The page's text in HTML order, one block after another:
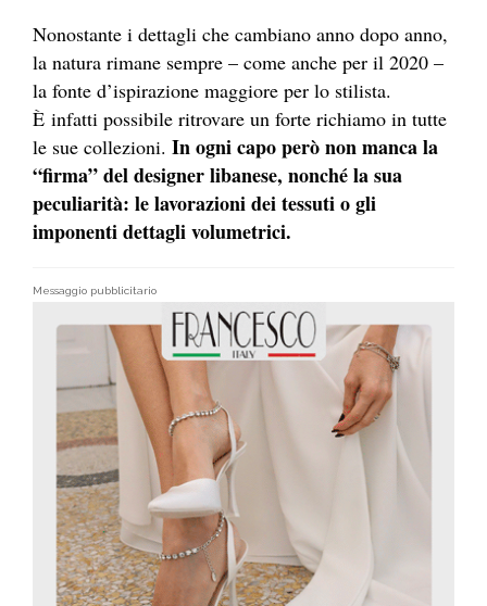
Nonostante i dettagli che cambiano anno dopo anno,
la natura rimane sempre – come anche per il 2020 –
la fonte d’ispirazione maggiore per lo stilista.
È infatti possibile ritrovare un forte richiamo in tutte
le sue collezioni. In ogni capo però non manca la
“firma” del designer libanese, nonché la sua
peculiarità: le lavorazioni dei tessuti o gli
imponenti dettagli volumetrici.
Messaggio pubblicitario